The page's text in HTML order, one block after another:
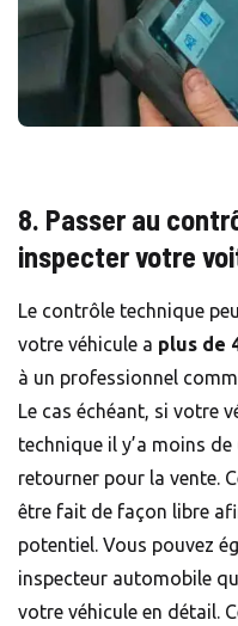
8. Passer au
inspecter votre
Le contrôle technique
votre véhicule a plus de
à un professionnel
Le cas échéant, si votre
technique il y’a moins
retourner pour la vente.
être fait de façon libre
potentiel. Vous pouvez
inspecteur automobile
votre véhicule en détail.